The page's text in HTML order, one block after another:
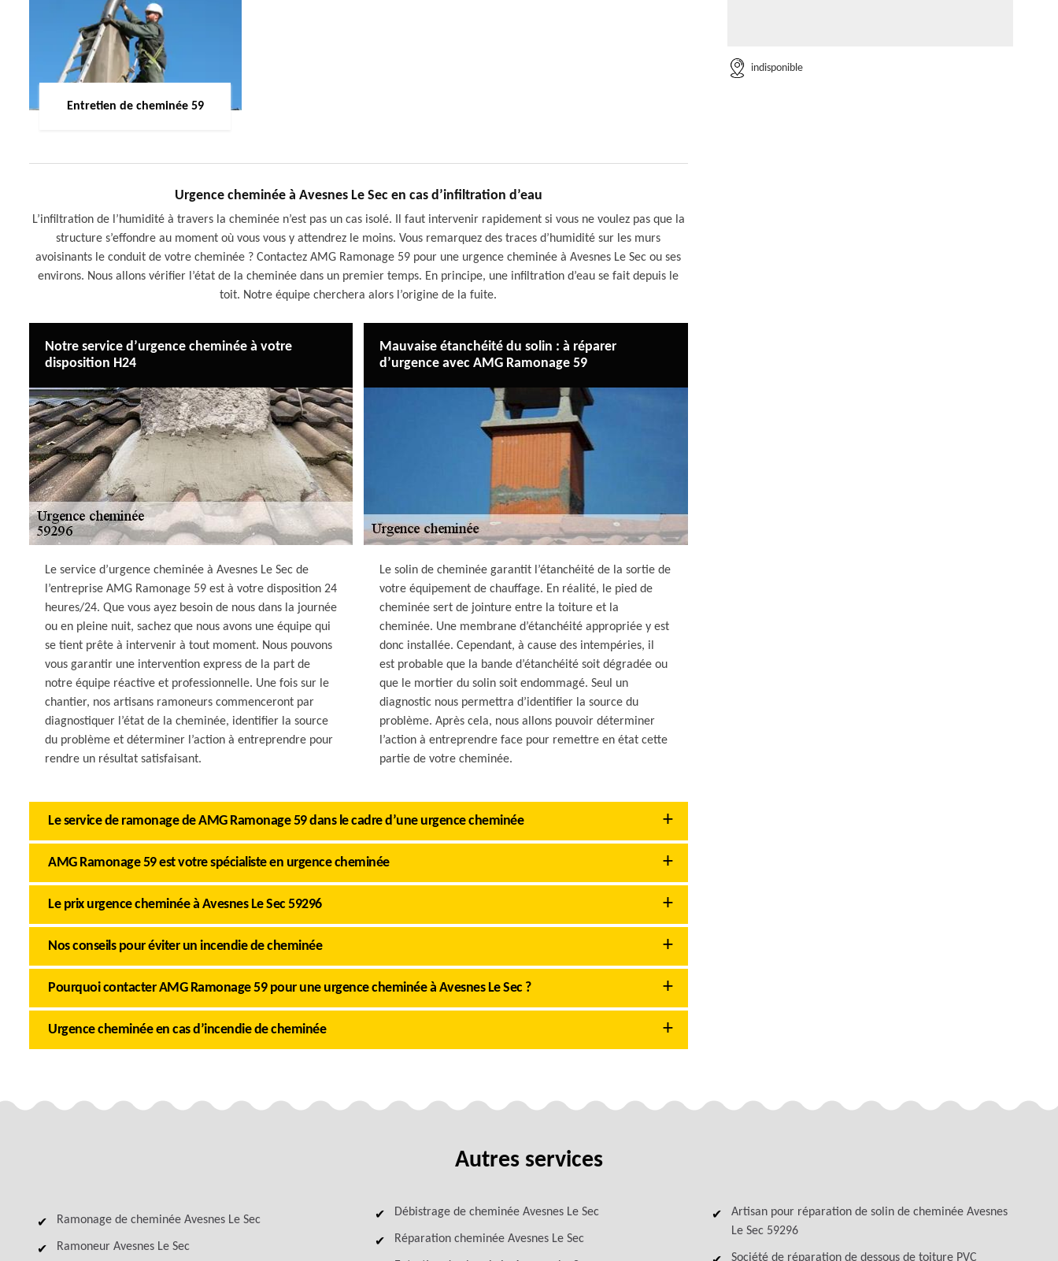
Entretien de cheminée 59
Urgence cheminée à Avesnes Le Sec en cas d’infiltration d’eau
L’infiltration de l’humidité à travers la cheminée n’est pas un cas isolé. Il faut intervenir rapidement si vous ne voulez pas que la
structure s’effondre au moment où vous vous y attendrez le moins. Vous remarquez des traces d’humidité sur les murs
avoisinants le conduit de votre cheminée ? Contactez AMG Ramonage 59 pour une urgence cheminée à Avesnes Le Sec ou ses
environs. Nous allons vérifier l’état de la cheminée dans un premier temps. En principe, une infiltration d’eau se fait depuis le
toit. Notre équipe cherchera alors l’origine de la fuite.
Notre service d’urgence cheminée à votre
disposition H24
Le service d’urgence cheminée à Avesnes Le Sec de
l’entreprise AMG Ramonage 59 est à votre disposition 24
heures/24. Que vous ayez besoin de nous dans la journée
ou en pleine nuit, sachez que nous avons une équipe qui
se tient prête à intervenir à tout moment. Nous pouvons
vous garantir une intervention express de la part de
notre équipe réactive et professionnelle. Une fois sur le
chantier, nos artisans ramoneurs commenceront par
diagnostiquer l’état de la cheminée, identifier la source
du problème et déterminer l’action à entreprendre pour
rendre un résultat satisfaisant.
Mauvaise étanchéité du solin : à réparer
d’urgence avec AMG Ramonage 59
Le solin de cheminée garantit l’étanchéité de la sortie de
votre équipement de chauffage. En réalité, le pied de
cheminée sert de jointure entre la toiture et la
cheminée. Une membrane d’étanchéité appropriée y est
donc installée. Cependant, à cause des intempéries, il
est probable que la bande d’étanchéité soit dégradée ou
que le mortier du solin soit endommagé. Seul un
diagnostic nous permettra d’identifier la source du
problème. Après cela, nous allons pouvoir déterminer
l’action à entreprendre face pour remettre en état cette
partie de votre cheminée.
Le service de ramonage de AMG Ramonage 59 dans le cadre d’une urgence cheminée
AMG Ramonage 59 est votre spécialiste en urgence cheminée
Le prix urgence cheminée à Avesnes Le Sec 59296
Nos conseils pour éviter un incendie de cheminée
Pourquoi contacter AMG Ramonage 59 pour une urgence cheminée à Avesnes Le Sec ?
Urgence cheminée en cas d’incendie de cheminée
indisponible
Autres services
Ramonage de cheminée Avesnes Le Sec
Ramoneur Avesnes Le Sec
Débistrage de cheminée Avesnes Le Sec
Réparation cheminée Avesnes Le Sec
Artisan pour réparation de solin de cheminée Avesnes
Le Sec 59296
Société de réparation de dessous de toiture PVC